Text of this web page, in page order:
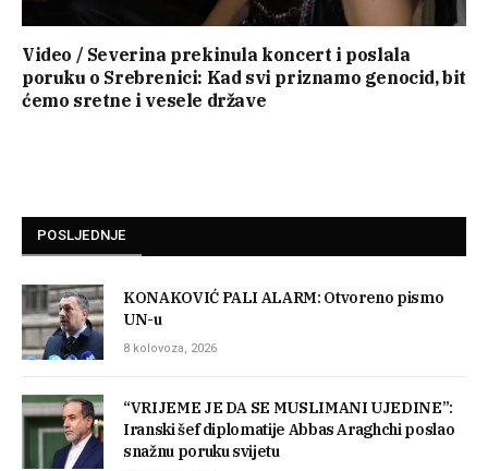
Video / Severina prekinula koncert i poslala
poruku o Srebrenici: Kad svi priznamo genocid, bit
ćemo sretne i vesele države
POSLJEDNJE
KONAKOVIĆ PALI ALARM: Otvoreno pismo
UN-u
8 kolovoza, 2026
“VRIJEME JE DA SE MUSLIMANI UJEDINE”:
Iranski šef diplomatije Abbas Araghchi poslao
snažnu poruku svijetu